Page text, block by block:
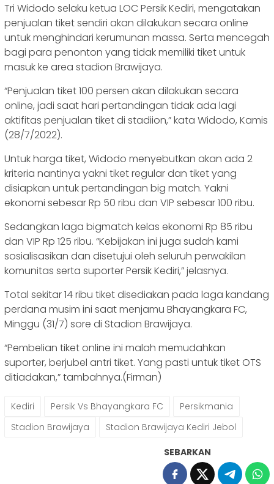
Tri Widodo selaku ketua LOC Persik Kediri, mengatakan
penjualan tiket sendiri akan dilakukan secara online
untuk menghindari kerumunan massa. Serta mencegah
bagi para penonton yang tidak memiliki tiket untuk
masuk ke area stadion Brawijaya.
“Penjualan tiket 100 persen akan dilakukan secara
online, jadi saat hari pertandingan tidak ada lagi
aktifitas penjualan tiket di stadiion,” kata Widodo, Kamis
(28/7/2022).
Untuk harga tiket, Widodo menyebutkan akan ada 2
kriteria nantinya yakni tiket regular dan tiket yang
disiapkan untuk pertandingan big match. Yakni
ekonomi sebesar Rp 50 ribu dan VIP sebesar 100 ribu.
Sedangkan laga bigmatch kelas ekonomi Rp 85 ribu
dan VIP Rp 125 ribu. “Kebijakan ini juga sudah kami
sosialisasikan dan disetujui oleh seluruh perwakilan
komunitas serta suporter Persik Kediri,” jelasnya.
Total sekitar 14 ribu tiket disediakan pada laga kandang
perdana musim ini saat menjamu Bhayangkara FC,
Minggu (31/7) sore di Stadion Brawijaya.
“Pembelian tiket online ini malah memudahkan
suporter, berjubel antri tiket. Yang pasti untuk tiket OTS
ditiadakan,” tambahnya.(Firman)
Kediri Persik Vs Bhayangkara FC
Persikmania
Stadion Brawijaya
Stadion Brawijaya Kediri Jebol
SEBARKAN